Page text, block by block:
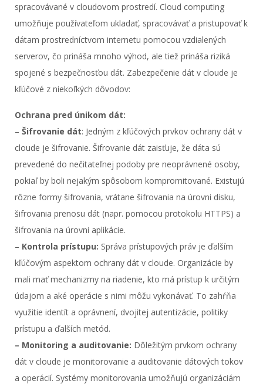
spracovávané v cloudovom prostredí. Cloud computing
umožňuje používateľom ukladať, spracovávať a pristupovať k
dátam prostredníctvom internetu pomocou vzdialených
serverov, čo prináša mnoho výhod, ale tiež prináša riziká
spojené s bezpečnosťou dát. Zabezpečenie dát v cloude je
kľúčové z niekoľkých dôvodov:
Ochrana pred únikom dát:
– Šifrovanie dát: Jedným z kľúčových prvkov ochrany dát v
cloude je šifrovanie. Šifrovanie dát zaisťuje, že dáta sú
prevedené do nečitateľnej podoby pre neoprávnené osoby,
pokiaľ by boli nejakým spôsobom kompromitované. Existujú
rôzne formy šifrovania, vrátane šifrovania na úrovni disku,
šifrovania prenosu dát (napr. pomocou protokolu HTTPS) a
šifrovania na úrovni aplikácie.
– Kontrola prístupu: Správa prístupových práv je ďalším
kľúčovým aspektom ochrany dát v cloude. Organizácie by
mali mať mechanizmy na riadenie, kto má prístup k určitým
údajom a aké operácie s nimi môžu vykonávať. To zahŕňa
využitie identít a oprávnení, dvojitej autentizácie, politiky
prístupu a ďalších metód.
– Monitoring a auditovanie: Dôležitým prvkom ochrany
dát v cloude je monitorovanie a auditovanie dátových tokov
a operácií. Systémy monitorovania umožňujú organizáciám